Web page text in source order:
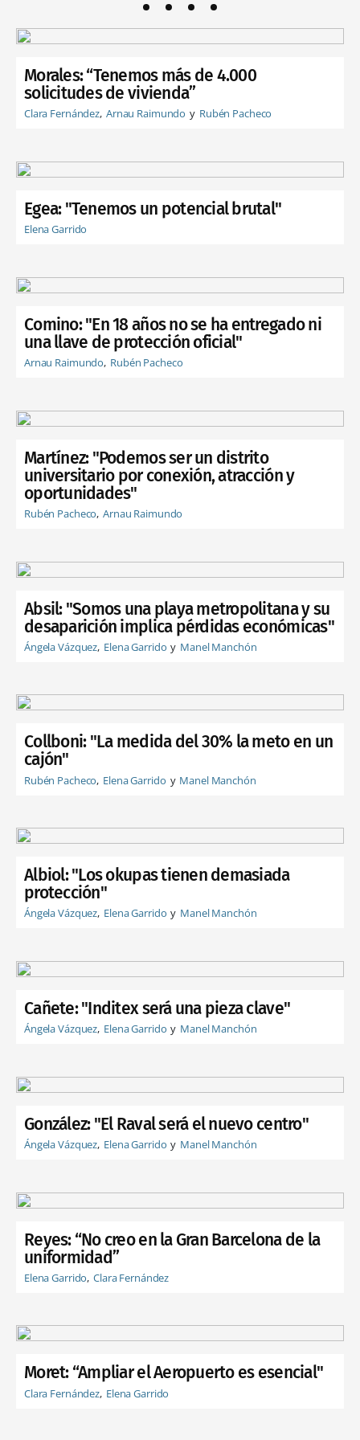
Morales: “Tenemos más de 4.000
solicitudes de vivienda”
Clara Fernández Arnau Raimundo Rubén Pacheco
Egea: "Tenemos un potencial brutal"
Elena Garrido
Comino: "En 18 años no se ha entregado ni
una llave de protección oficial"
Arnau Raimundo Rubén Pacheco
Martínez: "Podemos ser un distrito
universitario por conexión, atracción y
oportunidades"
Rubén Pacheco Arnau Raimundo
Absil: "Somos una playa metropolitana y su
desaparición implica pérdidas económicas"
Ángela Vázquez Elena Garrido Manel Manchón
Collboni: "La medida del 30% la meto en un
cajón"
Rubén Pacheco Elena Garrido Manel Manchón
Albiol: "Los okupas tienen demasiada
protección"
Ángela Vázquez Elena Garrido Manel Manchón
Cañete: "Inditex será una pieza clave"
Ángela Vázquez Elena Garrido Manel Manchón
González: "El Raval será el nuevo centro"
Ángela Vázquez Elena Garrido Manel Manchón
Reyes: “No creo en la Gran Barcelona de la
uniformidad”
Elena Garrido Clara Fernández
Moret: “Ampliar el Aeropuerto es esencial"
Clara Fernández Elena Garrido